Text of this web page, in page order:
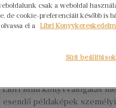
nem
Annamária
Libri Mini könyvválogatás
esendő példaképek
csak a weboldal
de cookie-preferenciáit később is
el a Libri
Süti beállítások